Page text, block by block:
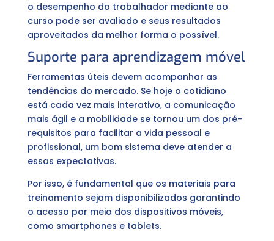
o desempenho do trabalhador mediante ao
curso pode ser avaliado e seus resultados
aproveitados da melhor forma o possível.
Suporte para aprendizagem móvel
Ferramentas úteis devem acompanhar as
tendências do mercado. Se hoje o cotidiano
está cada vez mais interativo, a comunicação
mais ágil e a mobilidade se tornou um dos pré-
requisitos para facilitar a vida pessoal e
profissional, um bom sistema deve atender a
essas expectativas.
Por isso, é fundamental que os materiais para
treinamento sejam disponibilizados garantindo
o acesso por meio dos dispositivos móveis,
como smartphones e tablets.